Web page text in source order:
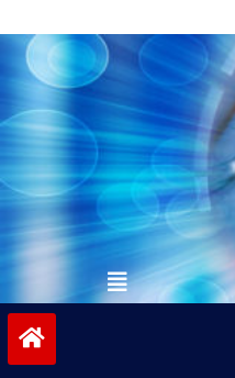
to
contentvinivida.lk